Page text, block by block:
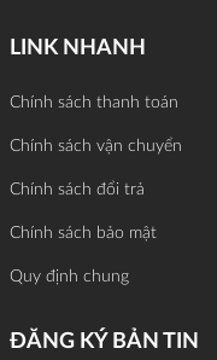
LINK NHANH
Chính sách thanh toán
Chính sách vận chuyển
Chính sách đổi trả
Chính sách bảo mật
Quy định chung
ĐĂNG KÝ BẢN TIN